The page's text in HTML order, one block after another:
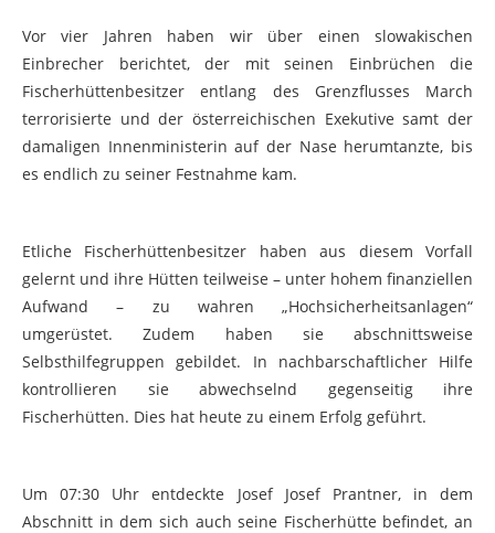
Vor vier Jahren haben wir über einen slowakischen
Einbrecher berichtet, der mit seinen Einbrüchen die
Fischerhüttenbesitzer entlang des Grenzflusses March
terrorisierte und der österreichischen Exekutive samt der
damaligen Innenministerin auf der Nase herumtanzte, bis
es endlich zu seiner Festnahme kam.
Etliche Fischerhüttenbesitzer haben aus diesem Vorfall
gelernt und ihre Hütten teilweise – unter hohem finanziellen
Aufwand – zu wahren „Hochsicherheitsanlagen“
umgerüstet. Zudem haben sie abschnittsweise
Selbsthilfegruppen gebildet. In nachbarschaftlicher Hilfe
kontrollieren sie abwechselnd gegenseitig ihre
Fischerhütten. Dies hat heute zu einem Erfolg geführt.
Um 07:30 Uhr entdeckte Josef Josef Prantner, in dem
Abschnitt in dem sich auch seine Fischerhütte befindet, an